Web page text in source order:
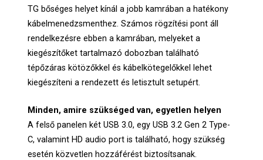
TG bőséges helyet kínál a jobb kamrában a hatékony
kábelmenedzsmenthez. Számos rögzítési pont áll
rendelkezésre ebben a kamrában, melyeket a
kiegészítőket tartalmazó dobozban található
tépőzáras kötözőkkel és kábelkötegelőkkel lehet
kiegészíteni a rendezett és letisztult setupért.
Minden, amire szükséged van, egyetlen helyen
A felső panelen két USB 3.0, egy USB 3.2 Gen 2 Type-
C, valamint HD audio port is található, hogy szükség
esetén közvetlen hozzáférést biztosítsanak.